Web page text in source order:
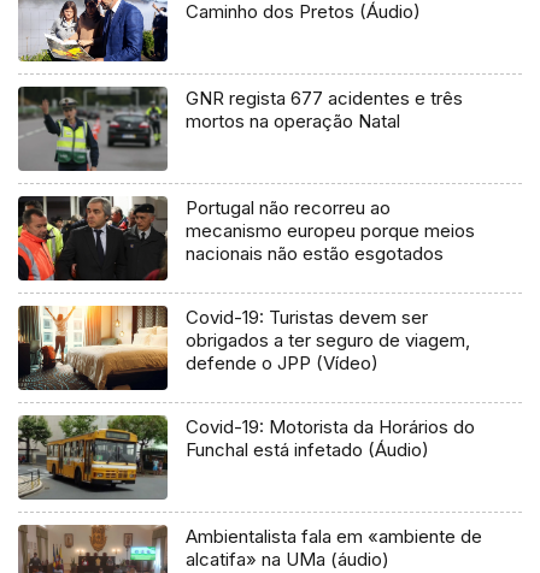
Caminho dos Pretos (Áudio)
GNR regista 677 acidentes e três
mortos na operação Natal
Portugal não recorreu ao
mecanismo europeu porque meios
nacionais não estão esgotados
Covid-19: Turistas devem ser
obrigados a ter seguro de viagem,
defende o JPP (Vídeo)
Covid-19: Motorista da Horários do
Funchal está infetado (Áudio)
Ambientalista fala em «ambiente de
alcatifa» na UMa (áudio)